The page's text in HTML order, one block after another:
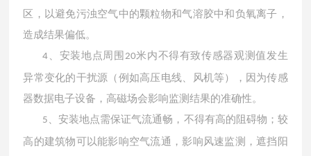
区，以避免污浊空气中的颗粒物和气溶胶中和负氧离子，
造成结果偏低。
4 、安装地点周围 20米内不得有致传感器观测值发生
异常变化的干扰源（例如高压电线、风机等），因为传感
器数据电子设备，高磁场会影响监测结果的准确性。
5
、安装地点需保证气流通畅，不得有高的阻碍物；较
高的建筑物可以能影响空气流通，影响风速监测，遮挡阳